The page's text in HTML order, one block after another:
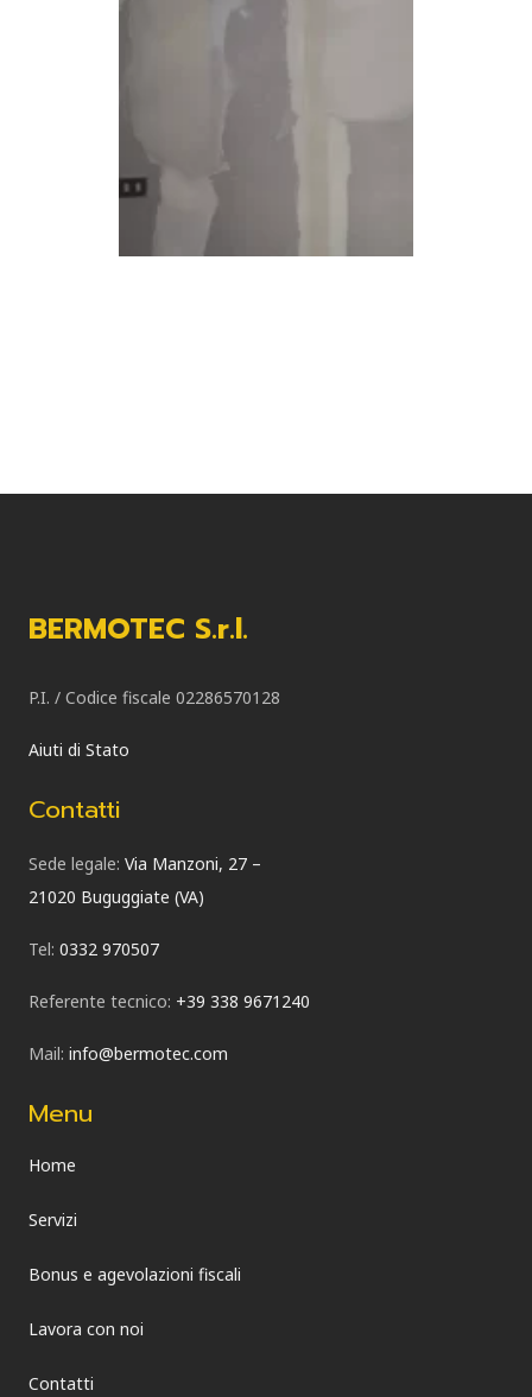
BERMOTEC S.r.l.
P.I. / Codice fiscale 02286570128
Aiuti di Stato
Contatti
Sede legale: Via Manzoni, 27 –
21020 Buguggiate (VA)
Tel: 0332 970507
Referente tecnico: +39 338 9671240
Mail: info@bermotec.com
Menu
Home
Servizi
Bonus e agevolazioni fiscali
Lavora con noi
Contatti